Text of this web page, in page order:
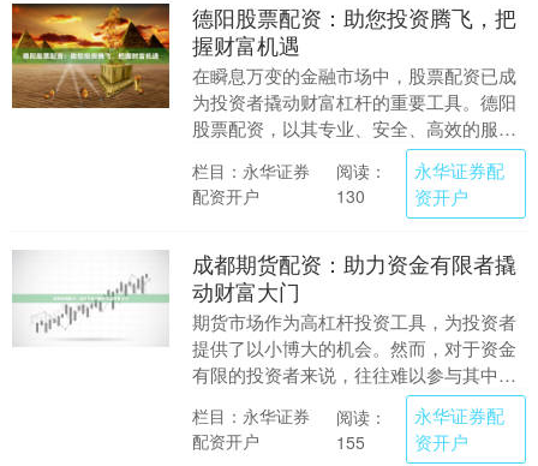
德阳股票配资：助您投资腾飞，把
握财富机遇
在瞬息万变的金融市场中，股票配资已成
为投资者撬动财富杠杆的重要工具。德阳
股票配资，以其专业、安全、高效的服
务，为投资者提供资金支持，助您投资腾
飞，把握财富机遇。....
栏目：永华证券
配资开户
阅读：
130
永华证券配
资开户
成都期货配资：助力资金有限者撬
动财富大门
期货市场作为高杠杆投资工具，为投资者
提供了以小博大的机会。然而，对于资金
有限的投资者来说，往往难以参与其中。
成都期货配资应运而生，为资金有限者提
供了撬动财富大门....
栏目：永华证券
配资开户
阅读：
155
永华证券配
资开户